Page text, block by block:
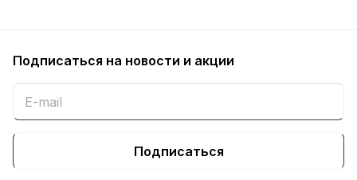
Подписаться на новости и акции
Подписаться